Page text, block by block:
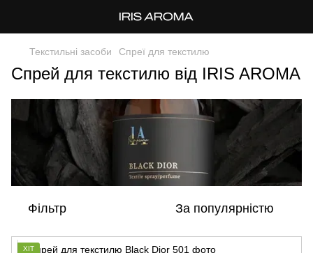
Текстильні засоби Спреї для текстилю
Спрей для текстилю від IRIS AROMA
Фільтр За популярністю
ХІТ